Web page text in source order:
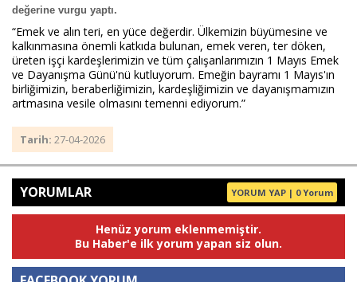
değerine vurgu yaptı.
“Emek ve alın teri, en yüce değerdir. Ülkemizin büyümesine ve
kalkınmasına önemli katkıda bulunan, emek veren, ter döken,
üreten işçi kardeşlerimizin ve tüm çalışanlarımızın 1 Mayıs Emek
ve Dayanışma Günü'nü kutluyorum. Emeğin bayramı 1 Mayıs'ın
birliğimizin, beraberliğimizin, kardeşliğimizin ve dayanışmamızın
artmasına vesile olmasını temenni ediyorum.”
Tarih: 27-04-2026
YORUMLAR YORUM YAP | 0 Yorum
Henüz yorum eklenmemiştir.
Bu Haber'e ilk yorum yapan siz olun.